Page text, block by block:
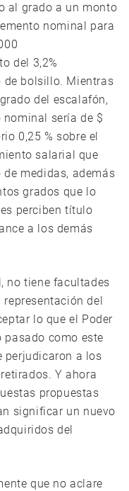
al grado a un monto
nominal para
del 3,2%
de bolsillo. Mientras
del escalafón,
nominal sería de $
0,25 % sobre el
salarial que
medidas, además
grados que lo
perciben título
a los demás
no tiene facultades
del
lo que el Poder
pasado como este
perjudicaron a los
Y ahora
propuestas
significar un nuevo
del
que no aclare